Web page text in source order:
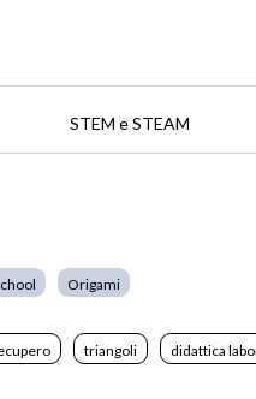
STEM e STEAM
Origami
triangoli didattica